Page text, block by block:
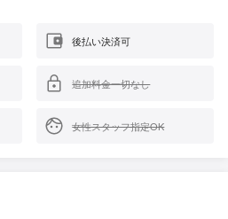
後払い決済可
追加料金一切なし
女性スタッフ指定OK